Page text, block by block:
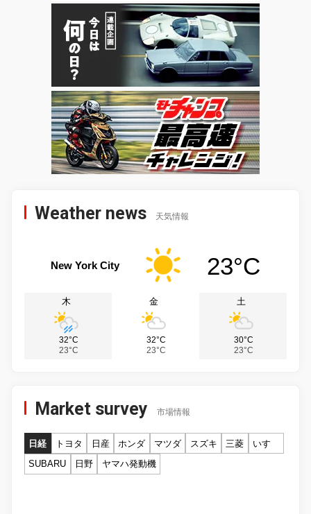
Weather news 天気情報
New York City 23°C
木
32°C
23°C
金
32°C
23°C
土
30°C
23°C
Market survey 市場情報
日経 トヨタ 日産 ホンダ マツダ スズキ 三菱
いすゞ
SUBARU
日野 ヤマハ発動機